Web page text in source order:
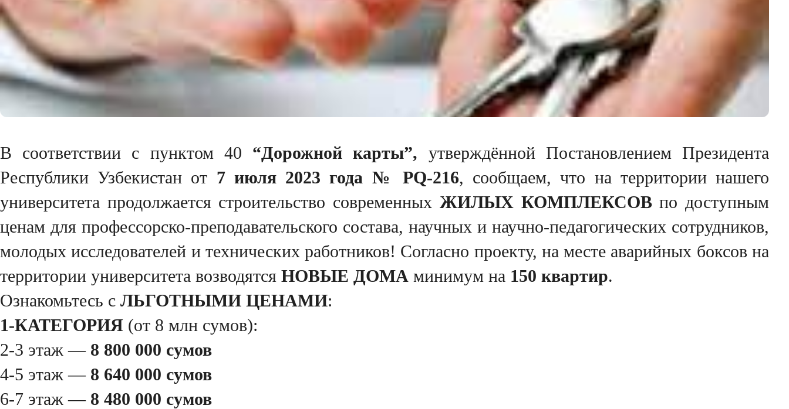
В соответствии с пунктом 40 “Дорожной карты”, утверждённой Постановлением Президента
Республики Узбекистан от 7 июля 2023 года № PQ-216, сообщаем, что на территории нашего
университета продолжается строительство современных ЖИЛЫХ КОМПЛЕКСОВпо доступным
ценам для профессорско-преподавательского состава, научных и научно-педагогических сотрудников,
молодых исследователей и технических работников! Согласно проекту, на месте аварийных боксoв на
территории университета возводятся НОВЫЕ ДОМА минимум на 150 квартир.
Ознакомьтесь с ЛЬГОТНЫМИ ЦЕНАМИ:
1-КАТЕГОРИЯ (от 8 млн сумов):
2-3 этаж — 8 800 000 сумов
4-5 этаж — 8 640 000 сумов
6-7 этаж — 8 480 000 сумов